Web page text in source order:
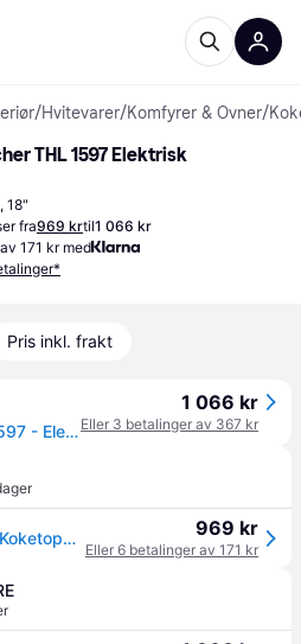
/Hvitevarer/Komfyrer & Ovner/
THL 1597 Elektrisk
18"
fra969 krtil1 066 kr
171 kr med
Pris inkl. frakt
Rommelsbacher THL 1597 - Elektrisk varmeplate - 1.5 kW - hvit
1 066 kr
Eller 3 betalinger av 367 kr
Rommelsbacher THL1597 Koketopp – 1500W - Hvit 969 kr
Eller 6 betalinger av 171 kr